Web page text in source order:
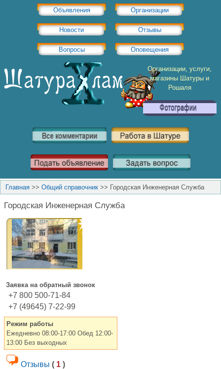
Объявления Организации
Новости Отзывы
Вопросы Оповещения
Организации, услуги,
магазины Шатуры и
Рошаля
Главная >> Общий справочник >> Городская Инженерная Служба
Городская Инженерная Служба
Заявка на обратный звонок
+7 800 500-71-84
+7 (49645) 7-22-99
Режим работы
Ежедневно 08:00-17:00 Обед 12:00-
13:00 Без выходных
Отзывы ( 1 )